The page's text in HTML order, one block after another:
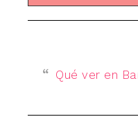
Qué ver en